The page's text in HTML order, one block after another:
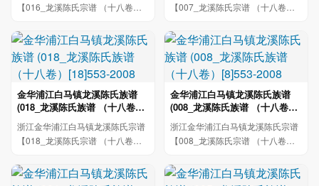
【016_龙溪陈氏宗谱 （十八卷）
【007_龙溪陈氏宗谱 （十八卷）
金华浦江白马镇龙溪陈氏族谱
(018_龙溪陈氏族谱 （十八卷）
[18]553-2008
浙江金华浦江白马镇龙溪陈氏宗谱
【018_龙溪陈氏宗谱 （十八卷）
金华浦江白马镇龙溪陈氏族谱
(008_龙溪陈氏族谱 （十八卷）
[8]553-2008
浙江金华浦江白马镇龙溪陈氏宗谱
【008_龙溪陈氏宗谱 （十八卷）